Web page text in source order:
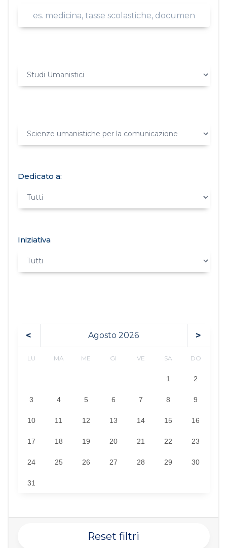
Dedicato a:
Iniziativa
< >
Agosto 2026
LU MA ME GI VE SA DO
1 2
3 4 5 6 7 8 9
10 11 12 13 14 15 16
17 18 19 20 21 22 23
24 25 26 27 28 29 30
31
Reset filtri